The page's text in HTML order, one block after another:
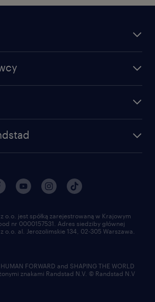
o.o. jest spółką zarejestrowaną w Krajowym
nr 0000157531. Adres siedziby głównej
o.o. al. Jerozolimskie 134, 02-305 Warszawa.
, HUMAN FORWARD and SHAPING THE WORLD
znakami Randstad N.V. © Randstad N.V